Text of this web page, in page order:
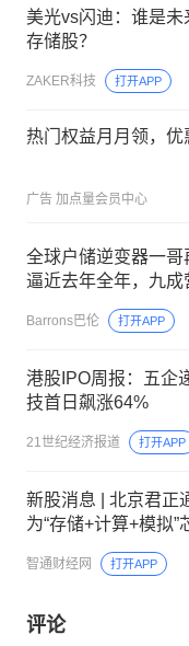
美光vs闪迪：谁是未
存储股？
ZAKER科技 打开APP
热门权益月月领，优
广告 加点量会员中心
全球户储逆变器一哥
逼近去年全年，九
Barrons巴伦 打开APP
港股IPO周报：五企
技首日飙涨64%
21世纪经济报道 打开APP
新股消息 | 北京君正
为“存储+计算+模拟”
智通财经网 打开APP
评论